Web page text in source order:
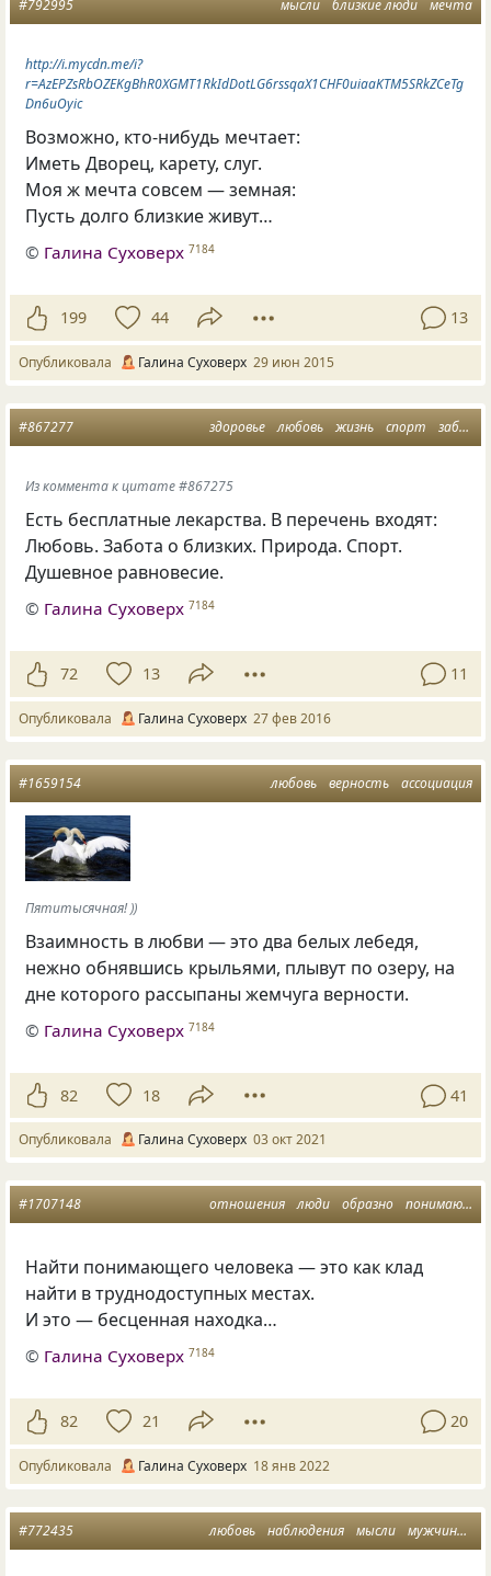
мысли близкие люди мечта
#792995
http://i.mycdn.me/i?
r=AzEPZsRbOZEKgBhR0XGMT1RkIdDotLG6rssqaX1CHF0uiaaKTM5SRkZCeTg
Dn6uOyic
Возможно, кто-нибудь мечтает:
Иметь Дворец, карету, слуг.
Моя ж мечта совсем — земная:
Пусть долго близкие живут…
© Галина Суховерх 7184
199 44 13
Опубликовала Галина Суховерх 29 июн 2015
здоровье любовь жизнь спорт забота
#867277
Из коммента к цитате #867275
Есть бесплатные лекарства. В перечень входят:
Любовь. Забота о близких. Природа. Спорт.
Душевное равновесие.
© Галина Суховерх 7184
72 13 11
Опубликовала Галина Суховерх 27 фев 2016
любовь верность ассоциация
#1659154
Пятитысячная! ))
Взаимность в любви — это два белых лебедя,
нежно обнявшись крыльями, плывут по озеру, на
дне которого рассыпаны жемчуга верности.
© Галина Суховерх 7184
82 18 41
Опубликовала Галина Суховерх 03 окт 2021
отношения люди образно понимающий человек
#1707148
Найти понимающего человека — это как клад
найти в труднодоступных местах.
И это — бесценная находка…
© Галина Суховерх 7184
82 21 20
Опубликовала Галина Суховерх 18 янв 2022
любовь наблюдения мысли мужчины и женщины
#772435